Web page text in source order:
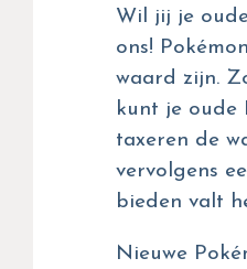
Wil jij je
ons!
waard zijn.
kunt je oude
taxeren de
vervolgens
bieden valt
Nieuwe